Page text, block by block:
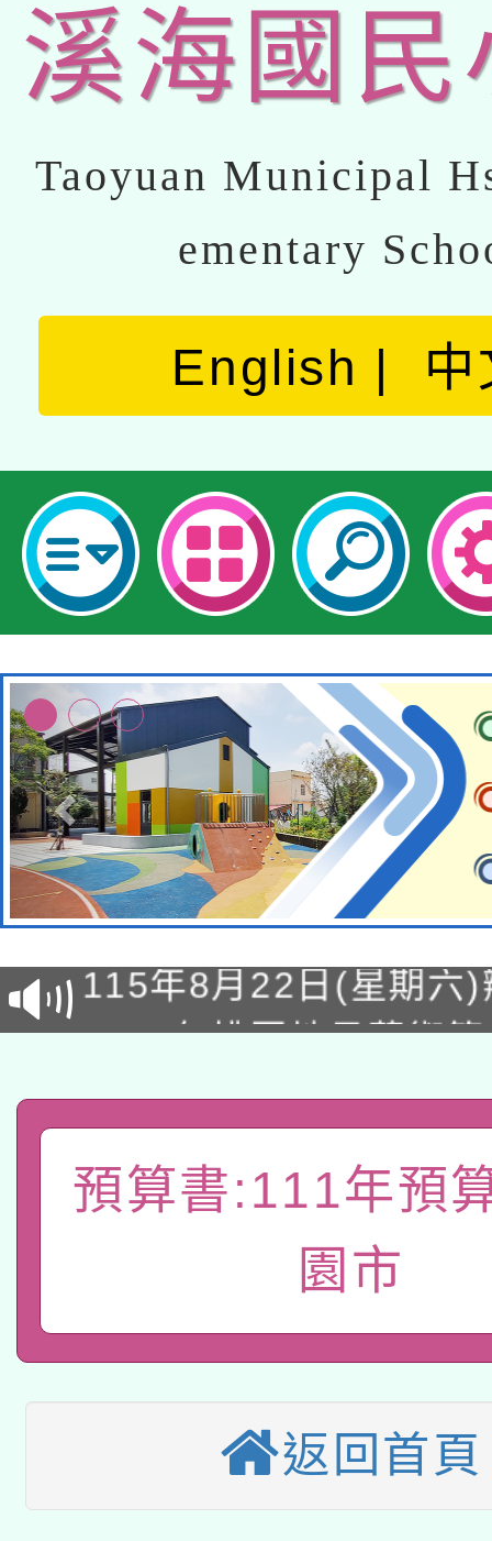
溪海國民
Taoyuan Municipal
ementary
English 中
轉知經濟部水利署委託
業技術研究院辦理「
用水績優單位及節水達
動」
115年8月22日(星期六
桃園市孔廟祈福系列
開 智慧啟航」
2026年桃園地景藝術
關事宜
轉知教育部國民及學前
國立臺灣師範大學辦理
年度健康促進學校輔導
函轉國家教育研究院中
原住民族教育政策研討
轉知教育部國民及學前
新北市政府教育局辦
師專業成長研習實施計
方素養工作坊新北場」
函轉國立臺灣師範大學
族語言臺北學習中心
「族語學習班」招生簡
轉知有關國立成功大學
件」活動簡章
教育部國民及學前教育
年度COVID-19疫苗接
轉知經濟部水利署委託
115年8月22日(星期六
預算書:111年預
園市
返回首頁